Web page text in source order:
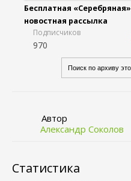
Бесплатная «Серебряная»
новостная рассылка
Подписчиков
970
Автор
Александр Соколов
Статистика